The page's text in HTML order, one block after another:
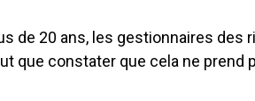
de 20 ans, les gestionnaires
que constater que cela ne prend